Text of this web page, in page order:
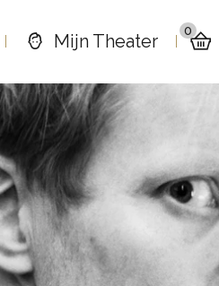
Mijn Theater
0